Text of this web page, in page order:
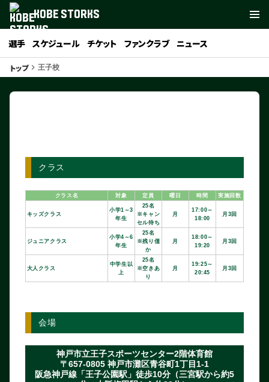
KOBE STORKS
選手 スケジュール チケット ファンクラブ ニュース
トップkeyboard_arrow_right 王子校
クラス
クラス名 対象 定員 曜日 時間 実施回数
キッズクラス
小学1～3
年生
25名
※キャン
セル待ち
月
17:00～
18:00
月3回
ジュニアクラス
小学4～6
年生
25名
※残り僅
か
月
18:00～
19:20
月3回
大人クラス
中学生以
上
25名
※空きあ
り
月
19:25～
20:45
月3回
会場
神戸市立王子スポーツセンター2階体育館
〒657-0805 神戸市灘区青谷町1丁目1-1
阪急神戸線「王子公園駅」徒歩10分（三宮駅から約5